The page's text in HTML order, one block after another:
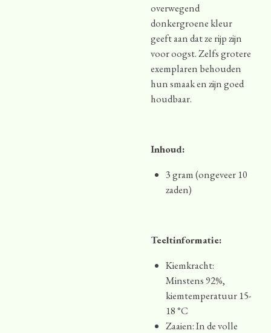
overwegend
donkergroene kleur
geeft aan dat ze rijp zijn
voor oogst. Zelfs grotere
exemplaren behouden
hun smaak en zijn goed
houdbaar.
Inhoud:
3 gram (ongeveer 10
zaden)
Teeltinformatie:
Kiemkracht:
Minstens 92%,
kiemtemperatuur 15-
18 °C
Zaaien: In de volle